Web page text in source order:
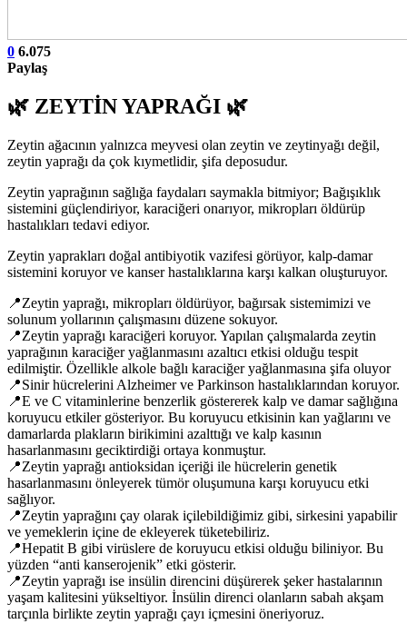
0 6.075
Paylaş
🌿 ZEYTİN YAPRAĞI 🌿
Zeytin ağacının yalnızca meyvesi olan zeytin ve zeytinyağı değil,
zeytin yaprağı da çok kıymetlidir, şifa deposudur.
Zeytin yaprağının sağlığa faydaları saymakla bitmiyor; Bağışıklık
sistemini güçlendiriyor, karaciğeri onarıyor, mikropları öldürüp
hastalıkları tedavi ediyor.
Zeytin yaprakları doğal antibiyotik vazifesi görüyor, kalp-damar
sistemini koruyor ve kanser hastalıklarına karşı kalkan oluşturuyor.
📍Zeytin yaprağı, mikropları öldürüyor, bağırsak sistemimizi ve
solunum yollarının çalışmasını düzene sokuyor.
📍Zeytin yaprağı karaciğeri koruyor. Yapılan çalışmalarda zeytin
yaprağının karaciğer yağlanmasını azaltıcı etkisi olduğu tespit
edilmiştir. Özellikle alkole bağlı karaciğer yağlanmasına şifa oluyor
📍Sinir hücrelerini Alzheimer ve Parkinson hastalıklarından koruyor.
📍E ve C vitaminlerine benzerlik göstererek kalp ve damar sağlığına
koruyucu etkiler gösteriyor. Bu koruyucu etkisinin kan yağlarını ve
damarlarda plakların birikimini azalttığı ve kalp kasının
hasarlanmasını geciktirdiği ortaya konmuştur.
📍Zeytin yaprağı antioksidan içeriği ile hücrelerin genetik
hasarlanmasını önleyerek tümör oluşumuna karşı koruyucu etki
sağlıyor.
📍Zeytin yaprağını çay olarak içilebildiğimiz gibi, sirkesini yapabilir
ve yemeklerin içine de ekleyerek tüketebiliriz.
📍Hepatit B gibi virüslere de koruyucu etkisi olduğu biliniyor. Bu
yüzden “anti kanserojenik” etki gösterir.
📍Zeytin yaprağı ise insülin direncini düşürerek şeker hastalarının
yaşam kalitesini yükseltiyor. İnsülin direnci olanların sabah akşam
tarçınla birlikte zeytin yaprağı çayı içmesini öneriyoruz.